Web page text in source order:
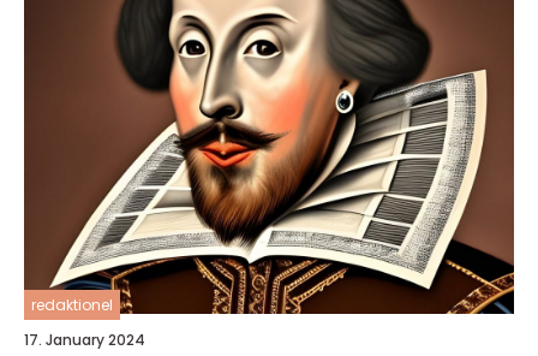
redaktionel
17. January 2024